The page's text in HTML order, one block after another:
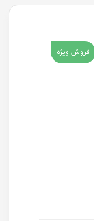
فروش ویژه